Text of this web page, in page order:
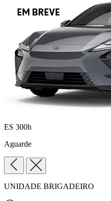
ES 300h
Aguarde
UNIDADE BRIGADEIRO